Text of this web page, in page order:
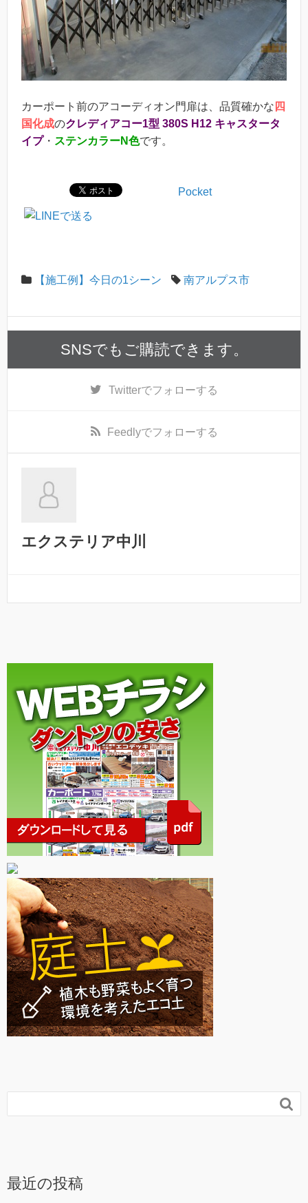
カーポート前のアコーディオン門扉は、品質確かな 四
国化成のクレディアコー1型 380S H12 キャスタータ
イプ・ ステンカラーN色です。
Pocket
【施工例】今日の1シーン 南アルプス市
SNSでもご購読できます。
Twitterでフォローする
Feedlyでフォローする
エクステリア中川

最近の投稿